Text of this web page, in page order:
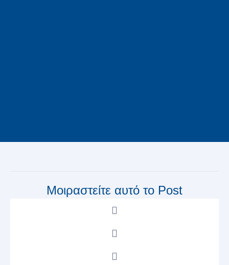
Μοιραστείτε αυτό το Post